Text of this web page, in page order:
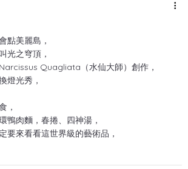
點美麗島，
光之穹頂，
Quagliata（水仙大師）創作，
燈光秀，
，
鴨肉麵，春捲、四神湯，
要來看看這世界級的藝術品，